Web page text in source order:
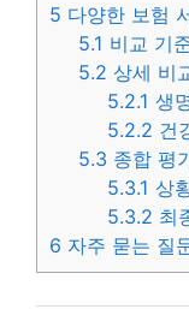
5 다양한 보험
5.1 비교 기
5.2 상세 비
5.2.1 생
5.2.2 건
5.3 종합 평
5.3.1 상
5.3.2 최
6 자주 묻는 질